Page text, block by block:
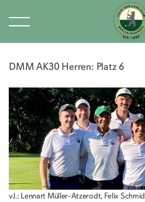
DMM AK30 Herren: Platz 6
v.l.: Lennart Müller-Atzerodt, Felix